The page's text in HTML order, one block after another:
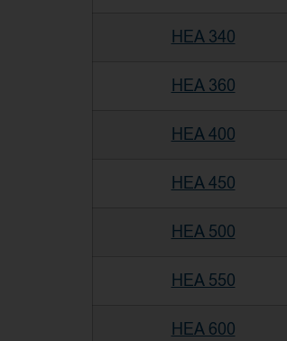
HEA 340
HEA 360
HEA 400
HEA 450
HEA 500
HEA 550
HEA 600